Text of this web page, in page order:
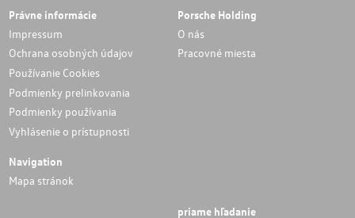
Právne informácie
Impressum
Ochrana osobných údajov
Používanie Cookies
Podmienky prelinkovania
Podmienky používania
Vyhlásenie o prístupnosti
Porsche Holding
O nás
Pracovné miesta
Navigation
Mapa stránok
priame hľadanie